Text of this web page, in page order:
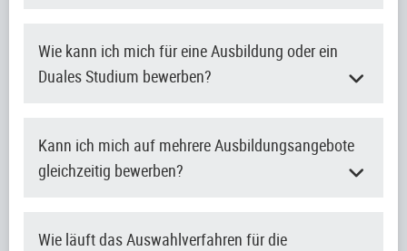
Wie kann ich mich für eine Ausbildung oder ein
Duales Studium bewerben?
Kann ich mich auf mehrere Ausbildungsangebote
gleichzeitig bewerben?
Wie läuft das Auswahlverfahren für die